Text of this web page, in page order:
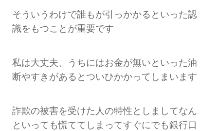
そういうわけで誰もが引っかかるといった認
識をもつことが重要です
私は大丈夫、うちにはお金が無いといった油
断やすきがあるとついひかかってしまいます
詐欺の被害を受けた人の特性としましてなん
といっても慌ててしまってすぐにでも銀行口